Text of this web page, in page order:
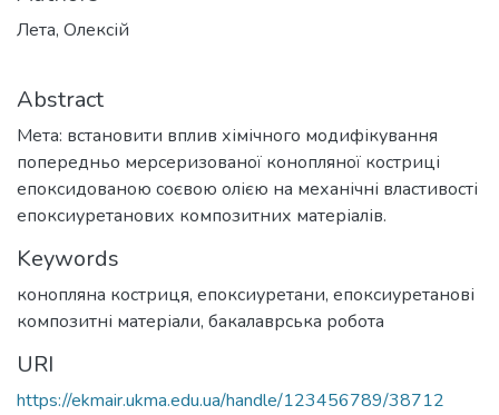
Лета, Олексій
Abstract
Мета: встановити вплив хімічного модифікування
попередньо мерсеризованої конопляної костриці
епоксидованою соєвою олією на механічні властивості
епоксиуретанових композитних матеріалів.
Keywords
конопляна костриця, епоксиуретани, епоксиуретанові
композитні матеріали, бакалаврська робота
URI
https://ekmair.ukma.edu.ua/handle/123456789/38712